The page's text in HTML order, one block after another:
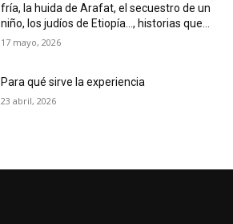
fría, la huida de Arafat, el secuestro de un
niño, los judíos de Etiopía…, historias que...
17 mayo, 2026
Para qué sirve la experiencia
23 abril, 2026